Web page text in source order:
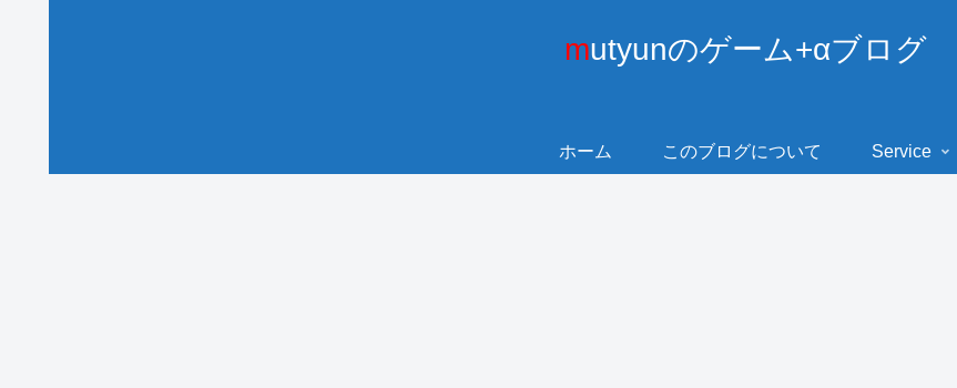
mutyunのゲーム+αブログ
ホーム このブログについて Service